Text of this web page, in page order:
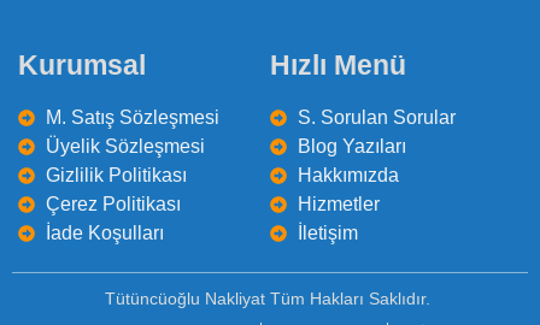
Kurumsal
M. Satış Sözleşmesi
Üyelik Sözleşmesi
Gizlilik Politikası
Çerez Politikası
İade Koşulları
Hızlı Menü
S. Sorulan Sorular
Blog Yazıları
Hakkımızda
Hizmetler
İletişim
Tütüncüoğlu Nakliyat Tüm Hakları Saklıdır.